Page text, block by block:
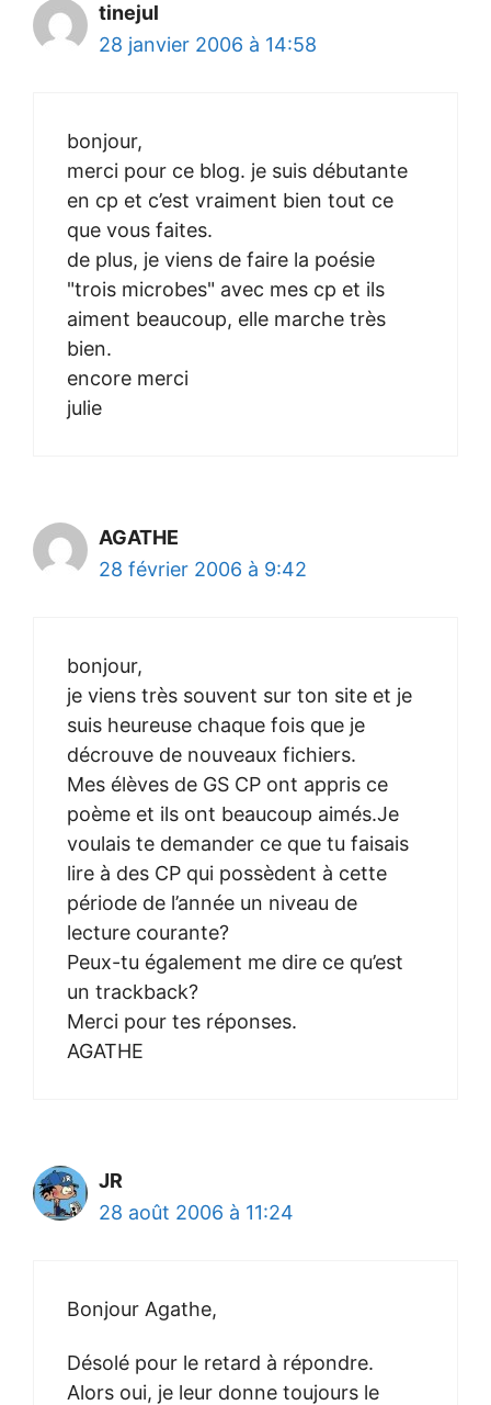
tinejul
28 janvier 2006 à 14:58
bonjour,
merci pour ce blog. je suis débutante
en cp et c’est vraiment bien tout ce
que vous faites.
de plus, je viens de faire la poésie
"trois microbes" avec mes cp et ils
aiment beaucoup, elle marche très
bien.
encore merci
julie
AGATHE
28 février 2006 à 9:42
bonjour,
je viens très souvent sur ton site et je
suis heureuse chaque fois que je
décrouve de nouveaux fichiers.
Mes élèves de GS CP ont appris ce
poème et ils ont beaucoup aimés.Je
voulais te demander ce que tu faisais
lire à des CP qui possèdent à cette
période de l’année un niveau de
lecture courante?
Peux-tu également me dire ce qu’est
un trackback?
Merci pour tes réponses.
AGATHE
JR
28 août 2006 à 11:24
Bonjour Agathe,
Désolé pour le retard à répondre.
Alors oui, je leur donne toujours le